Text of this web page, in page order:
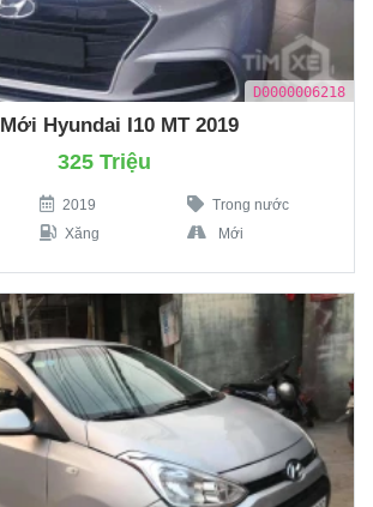
D0000006218
Hyundai I10 MT 2019
325 Triệu
2019
Trong nước
Xăng Mới